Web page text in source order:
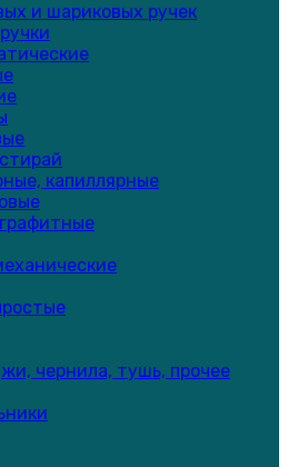
и шариковых ручек
капиллярные
чернила, тушь, прочее